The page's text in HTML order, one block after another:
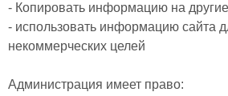
- Копировать информацию на
- использовать информацию сайта
некоммерческих целей
Администрация имеет право: